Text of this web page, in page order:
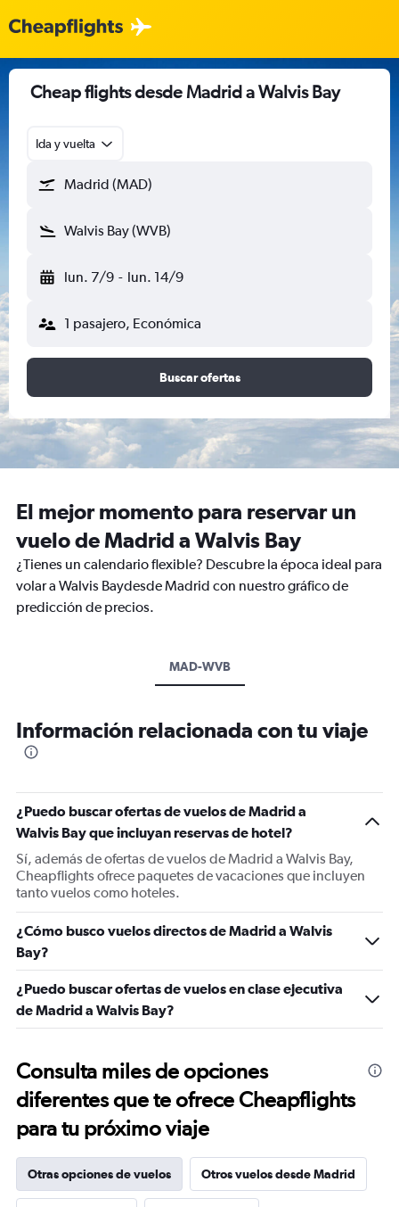
Cheap flights desde Madrid a Walvis Bay
Ida y vuelta
Madrid (MAD)
Walvis Bay (WVB)
lun. 7/9 - lun. 14/9
1 pasajero, Económica
Buscar ofertas
El mejor momento para reservar un
vuelo de Madrid a Walvis Bay
¿Tienes un calendario flexible? Descubre la época ideal para
volar a Walvis Baydesde Madrid con nuestro gráfico de
predicción de precios.
MAD-WVB
Información relacionada con tu viaje
¿Puedo buscar ofertas de vuelos de Madrid a
Walvis Bay que incluyan reservas de hotel?
Sí, además de ofertas de vuelos de Madrid a Walvis Bay,
Cheapflights ofrece paquetes de vacaciones que incluyen
tanto vuelos como hoteles.
¿Cómo busco vuelos directos de Madrid a Walvis
Bay?
¿Puedo buscar ofertas de vuelos en clase ejecutiva
de Madrid a Walvis Bay?
Consulta miles de opciones
diferentes que te ofrece Cheapflights
para tu próximo viaje
Otras opciones de vuelos Otros vuelos desde Madrid